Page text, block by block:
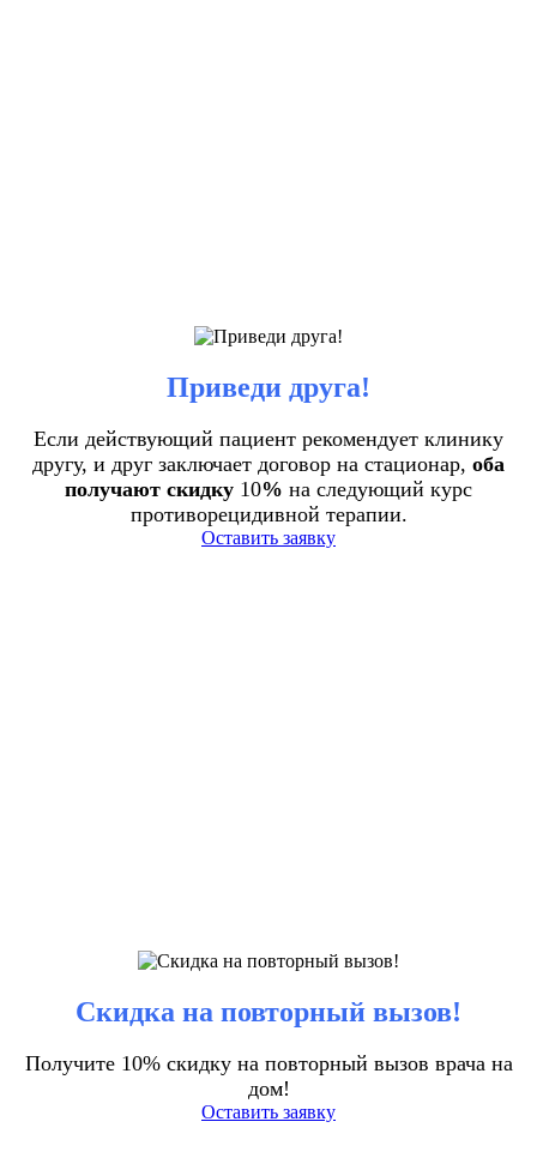
Приведи друга!
Если действующий пациент рекомендует клинику
другу, и друг заключает договор на стационар, оба
получают скидку 10% на следующий курс
противорецидивной терапии.
Оставить заявку
Скидка на повторный вызов!
Получите 10% скидку на повторный вызов врача на
дом!
Оставить заявку